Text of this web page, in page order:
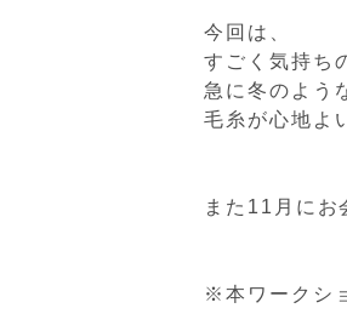
今回は、
すごく気持ち
急に冬のよう
毛糸が心地よ
また11月にお
※本ワークシ